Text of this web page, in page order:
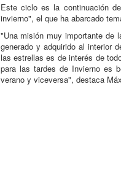
Este ciclo es la continuación
invierno", el que ha abarcado
"Una misión muy importante de
generado y adquirido al interior
las estrellas es de interés de
para las tardes de Invierno es
verano y viceversa", destaca